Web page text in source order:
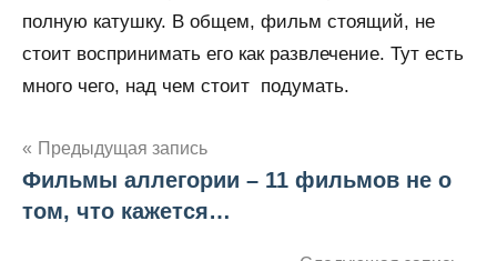
полную катушку. В общем, фильм стоящий, не
стоит воспринимать его как развлечение. Тут есть
много чего, над чем стоит подумать.
Навигация
по
Предыдущая запись
Фильмы аллегории – 11 фильмов не о
том, что кажется…